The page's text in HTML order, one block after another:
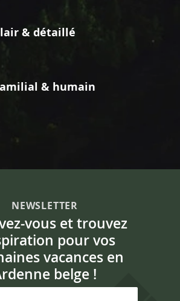
& détaillé
& humain
NEWSLETTER
vous et trouvez
pour vos
vacances en
belge !